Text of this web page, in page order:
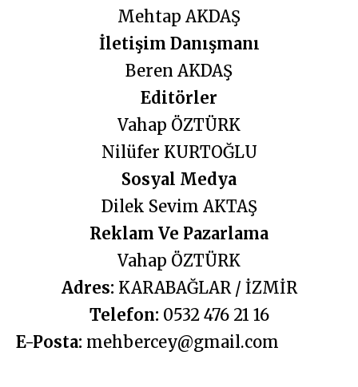
Mehtap AKDAŞ
İletişim Danışmanı
Beren AKDAŞ
Editörler
Vahap ÖZTÜRK
Nilüfer KURTOĞLU
Sosyal Medya
Dilek Sevim AKTAŞ
Reklam Ve Pazarlama
Vahap ÖZTÜRK
Adres: KARABAĞLAR / İZMİR
Telefon: 0532 476 21 16
E-Posta: mehbercey@gmail.com